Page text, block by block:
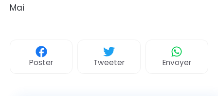
Mai
Poster Tweeter Envoyer